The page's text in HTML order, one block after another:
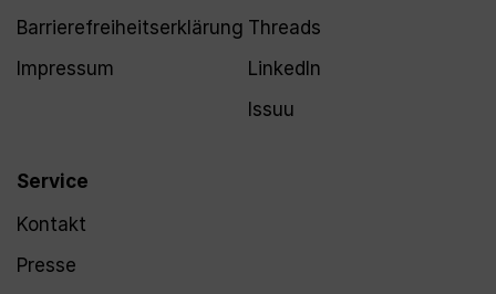
Barrierefreiheitserklärung
Impressum
Service
Kontakt
Presse
Threads
LinkedIn
Issuu